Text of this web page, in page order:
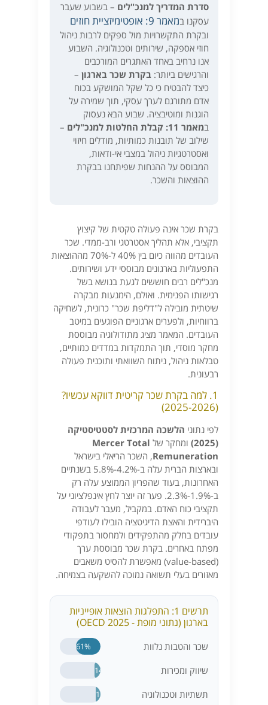
סדרת המדריך למנכ"לים – בשבוע שעבר
עסקנו במאמר 9: אופטימיזציית חוזים
ובקרת התקשרויות מול ספקים לרבות ניהול
חוזי אספקה, שירותים וטכנולוגיה. השבוע
אנו נרחיב באחד האתגרים המורכבים
והרגישים ביותר:בקרת שכר בארגון –
כיצד להבטיח כי כל שקל המושקע בכוח
אדם מתורגם לערך עסקי, תוך שמירה על
הוגנות ומוטיבציה. שבוע הבא נעסוק
במאמר 11: קבלת החלטות למנכ"לים
–
שילוב של תובנות כמותיות, מודלים חיזוי
ואסטרטגיות ניהול במצבי אי-ודאות,
המבוסס על ההנחות שפיתחנו בבקרת
ההוצאות והשכר.
בקרת שכר אינה פעולה טקטית של קיצוץ
תקציבי, אלא תהליך אסטרטגי ורב-ממדי. שכר
העובדים מהווה כיום בין 40% ל-70% מההוצאות
התפעוליות בארגונים מבוססי ידע ושירותים.
מנכ"לים רבים חוששים לגעת בנושא בשל
רגישותו הפנימית. ואולם, הימנעות מבקרה
שיטתית מובילה ל"דליפת שכר" כרונית, לשחיקה
ברווחיות, ולפערים ארגוניים הפוגעים במיטב
העובדים. המאמר מציג מתודולוגיה מבוססת
מחקר מוסדי, תוך התמקדות במדדים כמותיים,
טבלאות ניהול, ניתוח השוואתי ותוכנית פעולה
רבעונית.
1. למה בקרת שכר קריטית דווקא עכשיו?
(2025-2026)
לפי נתוני הלשכה המרכזית לסטטיסטיקה
(2025)
ומחקר של Mercer Total
Remuneration, השכר הריאלי בישראל
ובארצות הברית עלה ב-4.2%-5.8% בשנתיים
האחרונות, בעוד שהפריון הממוצע עלה רק
ב-1.9%-2.3%. פער זה יוצר לחץ אינפלציוני על
תקציבי כוח האדם. במקביל, מעבר לעבודה
היברידית והאצת הדיגיטציה הובילו לעודפי
עובדים בחלק מהתפקידים ולמחסור בתפקודי
מפתח באחרים. בקרת שכר מבוססת ערך
(value-based) מאפשרת להסיט משאבים
מאזורים בעלי תשואה נמוכה להשקעה בצמיחה.
תרשים 1: התפלגות הוצאות אופייניות
בארגון (נתוני מופת - OECD 2025)
שכר והטבות נלוות 61%
שיווק ומכירות 14%
תשתיות וטכנולוגיה 11%